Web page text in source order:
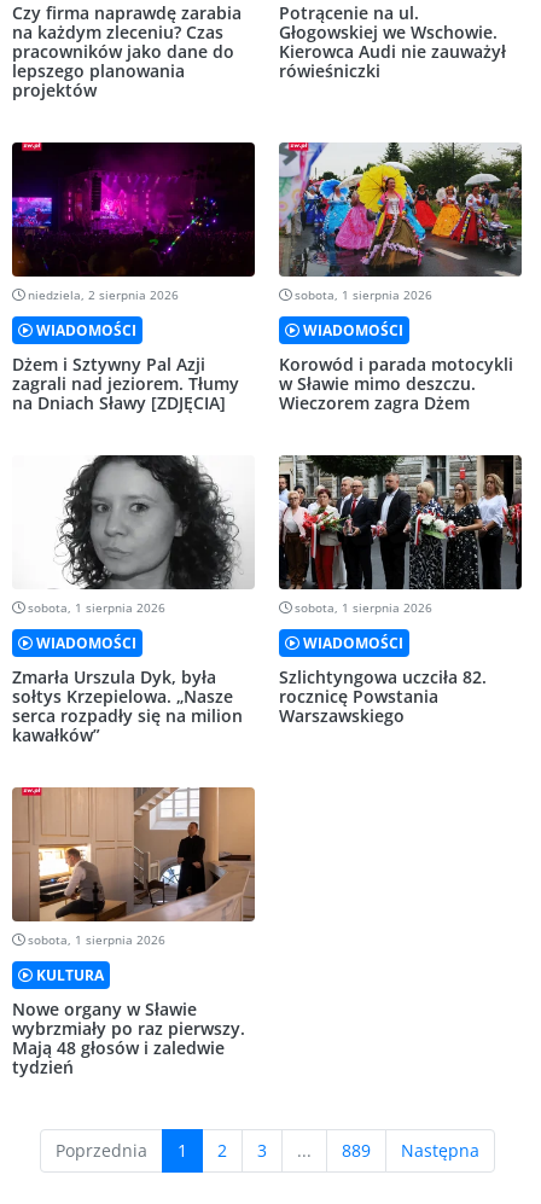
Czy firma naprawdę zarabia
na każdym zleceniu? Czas
pracowników jako dane do
lepszego planowania
projektów
Potrącenie na ul.
Głogowskiej we Wschowie.
Kierowca Audi nie zauważył
rówieśniczki
niedziela, 2 sierpnia 2026
WIADOMOŚCI
Dżem i Sztywny Pal Azji
zagrali nad jeziorem. Tłumy
na Dniach Sławy [ZDJĘCIA]
sobota, 1 sierpnia 2026
WIADOMOŚCI
Korowód i parada motocykli
w Sławie mimo deszczu.
Wieczorem zagra Dżem
sobota, 1 sierpnia 2026
WIADOMOŚCI
Zmarła Urszula Dyk, była
sołtys Krzepielowa. „Nasze
serca rozpadły się na milion
kawałków”
sobota, 1 sierpnia 2026
WIADOMOŚCI
Szlichtyngowa uczciła 82.
rocznicę Powstania
Warszawskiego
sobota, 1 sierpnia 2026
KULTURA
Nowe organy w Sławie
wybrzmiały po raz pierwszy.
Mają 48 głosów i zaledwie
tydzień
Poprzednia 1 (current)
2 3 ... 889 Następna